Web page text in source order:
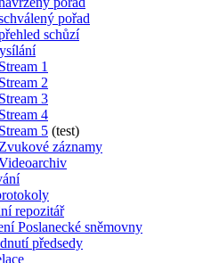
pořad
schůzí
Stream 1
Stream 2
Stream 3
Stream 4
Stream 5 (test)
Zvukové záznamy
repozitář
Poslanecké sněmovny
předsedy